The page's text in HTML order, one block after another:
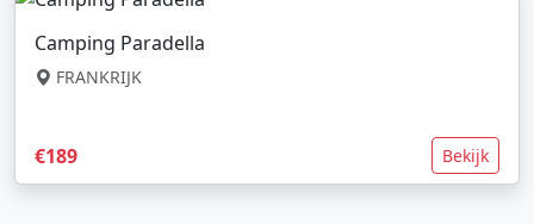
Camping Paradella
FRANKRIJK
€189 Bekijk